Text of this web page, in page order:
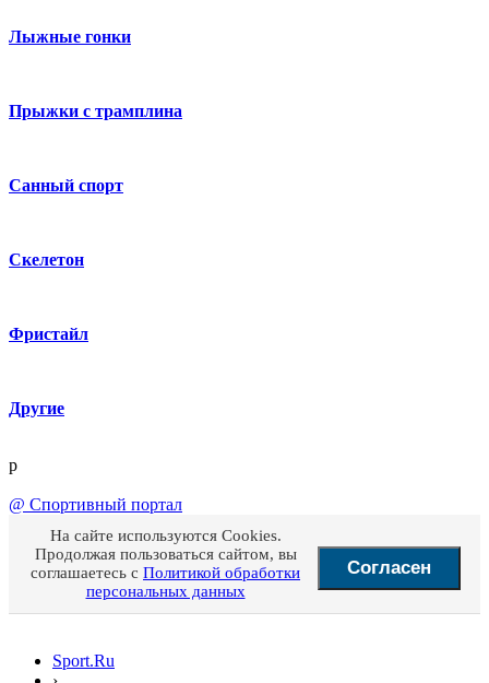
Лыжные гонки
Прыжки с трамплина
Санный спорт
Скелетон
Фристайл
Другие
p
@ Спортивный портал
На сайте используются Cookies.
Продолжая пользоваться сайтом, вы
соглашаетесь с Политикой обработки
персональных данных
Согласен
Sport.Ru